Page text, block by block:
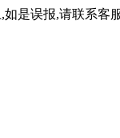
如是误报,请联系客